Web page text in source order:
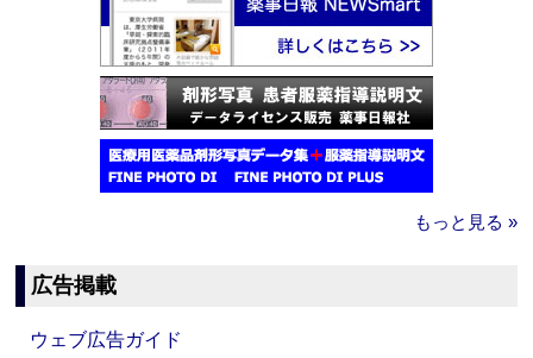
もっと見る »
広告掲載
ウェブ広告ガイド